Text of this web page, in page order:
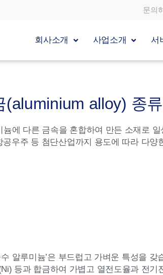
문의
회사소개 사업소개 서
(aluminium alloy) 종
늄에 다른 금속을 혼합하여 만든 소재로
우주 등 첨단산업까지 용도에 따라 다양
알루미늄’은 부드럽고 가벼운 특성을
등과 합금하여 가볍고 열전도율과 전